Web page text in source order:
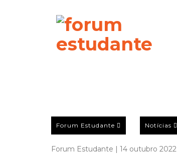
Forum Estudante Notícias
Forum Estudante | 14 outubro 2022